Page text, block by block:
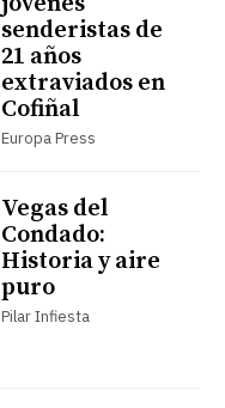
senderistas de
21 años
extraviados en
Cofiñal
Europa Press
Vegas del
Condado:
Historia y aire
puro
Pilar Infiesta